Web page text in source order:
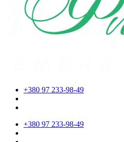
+380 97 233-98-49
+380 97 233-98-49